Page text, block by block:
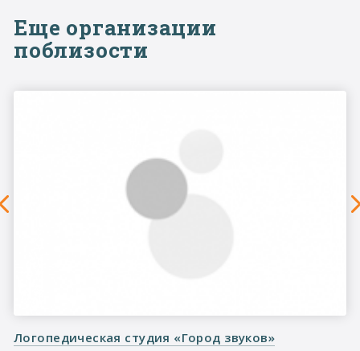
Еще организации
поблизости
Логопедическая студия «Город звуков»